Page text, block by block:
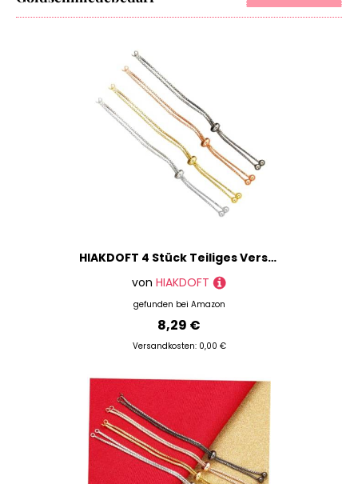
HIAKDOFT 4 Stück Teiliges Verstellbares Halbzeug Armband aus Messing mit Rundem Kugel design DIY Schmuckherstellung Zubehör in Gold Weißgold Roségold und Schwarz Bequem und Modisch für
von HIAKDOFT
gefunden bei Amazon
8,29 €
Versandkosten: 0,00 €